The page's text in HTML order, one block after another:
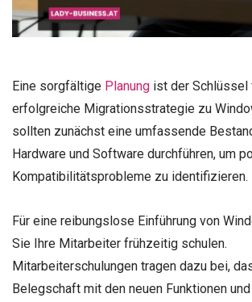
Eine sorgfältige Planung ist der Schlüssel
erfolgreiche Migrationsstrategie zu
sollten zunächst eine umfassende
Hardware und Software durchführen, um
Kompatibilitätsprobleme zu identifizieren.
Für eine reibungslose Einführung von
Sie Ihre Mitarbeiter frühzeitig schulen.
Mitarbeiterschulungen tragen dazu bei,
Belegschaft mit den neuen Funktionen